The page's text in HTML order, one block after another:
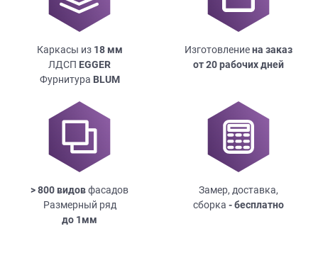
Каркасы из 18мм
ЛДСП EGGER
Фурнитура BLUM
Изготовлениена заказ
от 20 рабочих дней
> 800 видовфасадов
Размерный ряд
до 1мм
Замер, доставка,
сборка - бесплатно